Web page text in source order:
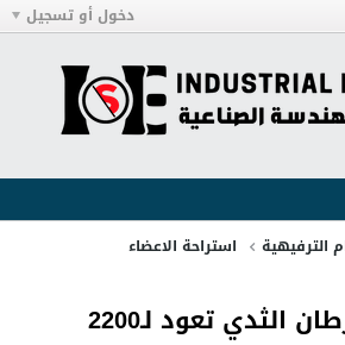
دخول أو تسجيل
الترفيهية
استراحة الاعضاء
أقدم إصابة بسرطان الثدي تعود لـ2200